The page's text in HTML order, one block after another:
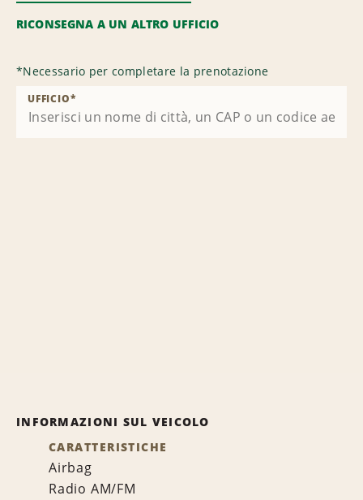
RICONSEGNA A UN ALTRO UFFICIO
*Necessario per completare la prenotazione
UFFICIO*
INFORMAZIONI SUL VEICOLO
CARATTERISTICHE
Airbag
Radio AM/FM